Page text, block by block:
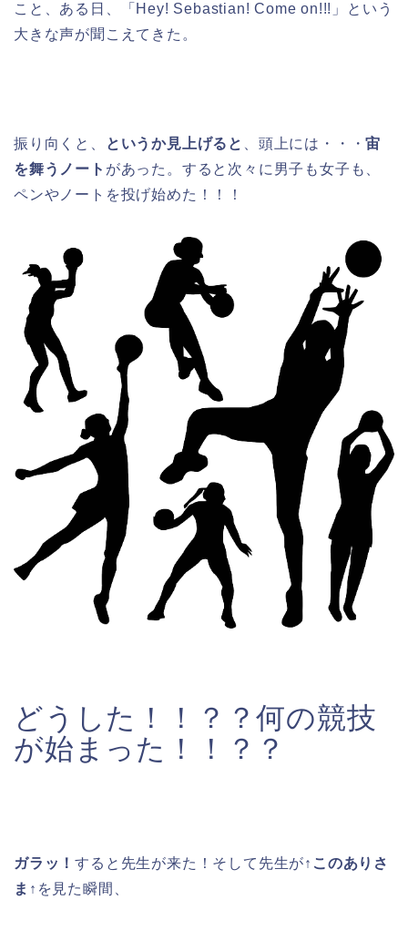
こと、ある日、「Hey! Sebastian! Come on!!!」という
大きな声が聞こえてきた。
振り向くと、 というか見上げると 、頭上には・・・宙
を舞うノート があった。すると次々に男子も女子も、
ペンやノートを投げ始めた！！！
どうした！！？？何の競技
が始まった！！？？
ガラッ！すると先生が来た！そして先生が↑ このありさ
ま↑ を見た瞬間、